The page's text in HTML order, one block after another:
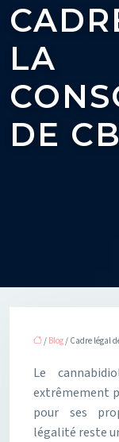
LA
DE
/ Blog/ Cadre légal
Le
extrêmement
pour ses
légalité reste